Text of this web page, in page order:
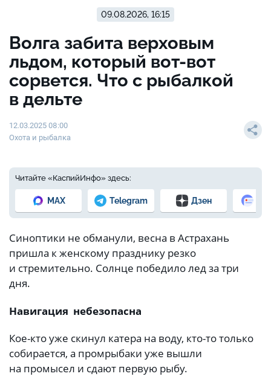
09.08.2026, 16:15
Волга забита верховым
льдом, который вот-вот
сорвется. Что с рыбалкой
в дельте
12.03.2025 08:00
Охота и рыбалка
Читайте «КаспийИнфо» здесь:
MAX Telegram Дзен
Синоптики не обманули, весна в Астрахань
пришла к женскому празднику резко
и стремительно. Солнце победило лед за три
дня.
Навигация небезопасна
Кое-кто уже скинул катера на воду, кто-то только
собирается, а промрыбаки уже вышли
на промысел и сдают первую рыбу.